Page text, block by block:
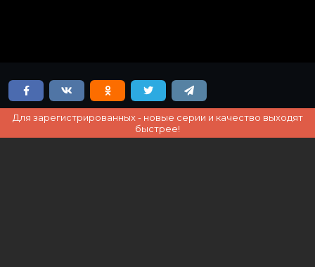
Для зарегистрированных - новые серии и качество выходят
быстрее!